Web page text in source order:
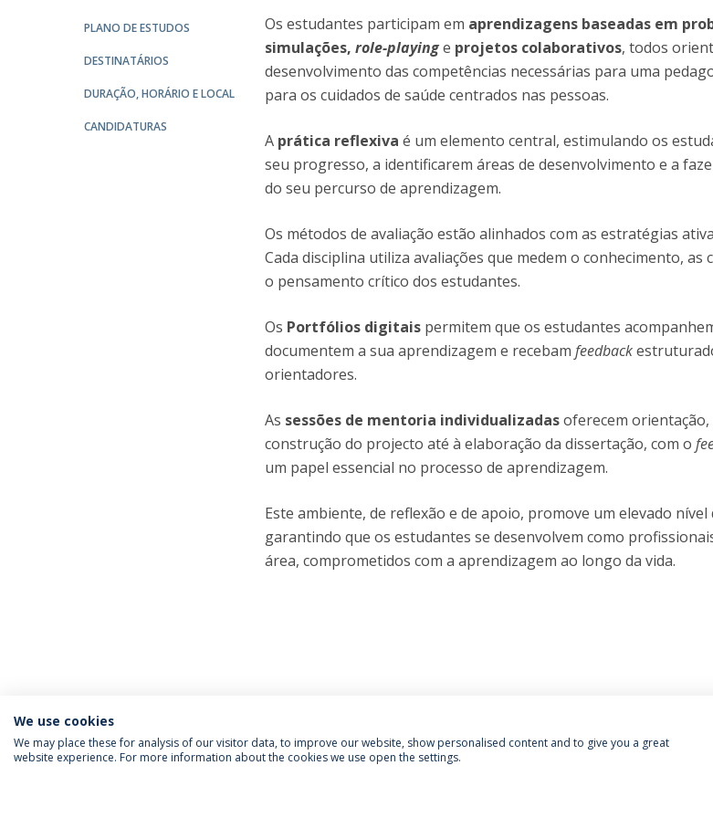
Applications
Terms and Conditions
Estudantes Embaixadores
PLANO DE ESTUDOS
DESTINATÁRIOS
DURAÇÃO, HORÁRIO E LOCAL
CANDIDATURAS
Os estudantes participam em aprendizagens baseadas em
simulações,role-playinge projetos colaborativos, todos
desenvolvimento das competências necessárias para uma
para os cuidados de saúde centrados nas pessoas.
A prática reflexiva é um elemento central, estimulando os
seu progresso, a identificarem áreas de desenvolvimento e a
do seu percurso de aprendizagem.
Os métodos de avaliação estão alinhados com as estratégias
Cada disciplina utiliza avaliações que medem o conhecimento, as
o pensamento crítico dos estudantes.
Os Portfólios digitais permitem que os estudantes
documentem a sua aprendizagem e recebamfeedback
orientadores.
As sessões de mentoria individualizadasoferecem orientação,
construção do projecto até à elaboração da dissertação, com o
um papel essencial no processo de aprendizagem.
Este ambiente, de reflexão e de apoio, promove um elevado
garantindo que os estudantes se desenvolvem como
área, comprometidos com a aprendizagem ao longo da vida.
We use cookies
We may place these for analysis of our visitor data, to improve our website, show personalised content and to give you a great
website experience. For more information about the cookies we use open the settings.